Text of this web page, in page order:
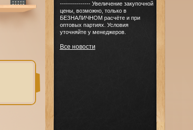
--------------- Увеличение закупочной
цены, возможно, только в
БЕЗНАЛИЧНОМ расчёте и при
оптовых партиях. Условия
уточняйте у менеджеров.
Все новости